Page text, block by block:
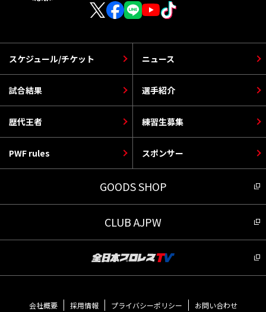
スケジュール/チケット
選手紹介
PWF rules
ニュース
歴代王者
スポンサー
試合結果
練習生募集
GOODS SHOP
CLUB AJPW
会社概要 採用情報 プライバシーポリシー お問い合わせ